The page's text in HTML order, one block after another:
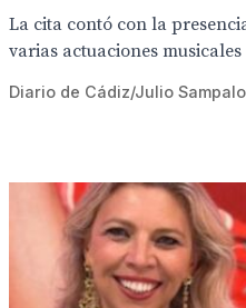
La cita contó con la
varias actuaciones musicales
Diario de Cádiz/Julio